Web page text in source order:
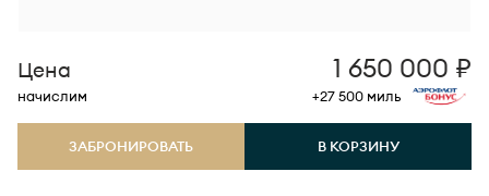
Цена 1 650 000 ₽
начислим +27 500 миль
ЗАБРОНИРОВАТЬ В КОРЗИНУ